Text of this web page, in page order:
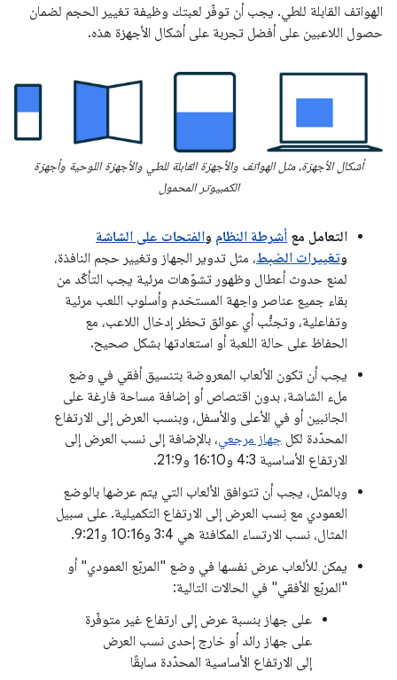
الهواتف القابلة للطي. يجب أن توفّر لعبتك وظيفة تغيير الحجم لضمان
حصول اللاعبين على أفضل تجربة على أشكال الأجهزة هذه.
أشكال الأجهزة، مثل الهواتف والأجهزة القابلة للطي والأجهزة اللوحية وأجهزة
الكمبيوتر المحمول
التعامل مع أشرطة النظام والفتحات على الشاشة
وتغييرات الضبط، مثل تدوير الجهاز وتغيير حجم النافذة،
لمنع حدوث أعطال وظهور تشوّهات مرئية يجب التأكّد من
بقاء جميع عناصر واجهة المستخدم وأسلوب اللعب مرئية
وتفاعلية، وتجنُّب أي عوائق تحظر إدخال اللاعب، مع
الحفاظ على حالة اللعبة أو استعادتها بشكل صحيح.
يجب أن تكون الألعاب المعروضة بتنسيق أفقي في وضع
ملء الشاشة، بدون اقتصاص أو إضافة مساحة فارغة على
الجانبين أو في الأعلى والأسفل، وبنسب العرض إلى الارتفاع
المحدّدة لكل جهاز مرجعي، بالإضافة إلى نسب العرض إلى
الارتفاع الأساسية 4:3 و16:10 و21:9.
وبالمثل، يجب أن تتوافق الألعاب التي يتم عرضها بالوضع
العمودي مع نِسب العرض إلى الارتفاع التكميلية. على سبيل
المثال، نسب الارتساء المكافئة هي 3:4 و10:16 و9:21.
يمكن للألعاب عرض نفسها في وضع "المربّع العمودي" أو
"المربّع الأفقي" في الحالات التالية:
على جهاز بنسبة عرض إلى ارتفاع غير متوفّرة
على جهاز رائد أو خارج إحدى نسب العرض
إلى الارتفاع الأساسية المحدّدة سابقًا